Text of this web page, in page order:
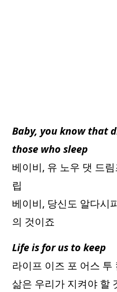
Baby, you know that
those who sleep
베이비, 유 노우 댓 드
립
베이비, 당신도 알다시
의 것이죠
Life is for us to keep
라이프 이즈 포 어스 투
삶은 우리가 지켜야 할